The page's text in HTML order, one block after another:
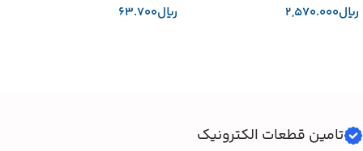
﷼
﷼
تامین قطعات الکترونیک